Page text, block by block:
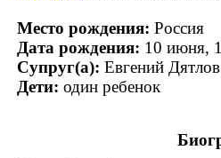
Место рождения: Россия
Дата рождения: 10 июня,
Супруг(а): Евгений Дятлов
Дети: один ребенок